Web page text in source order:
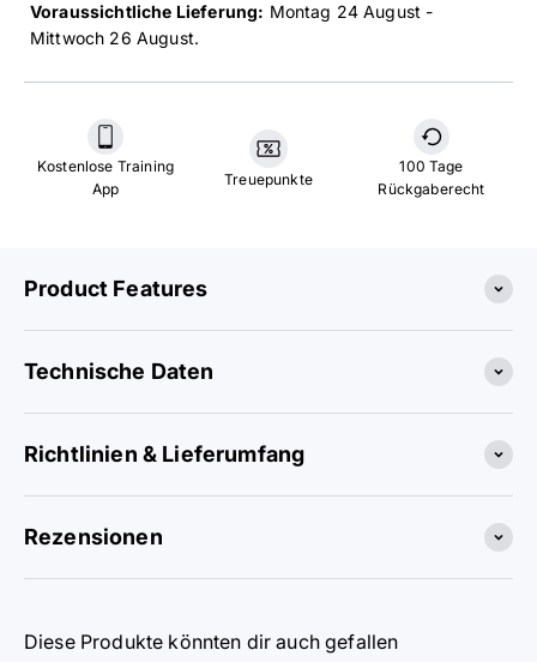
Voraussichtliche Lieferung: Montag 24 August -
Mittwoch 26 August.
Kostenlose Training
App
Treuepunkte
100 Tage
Rückgaberecht
Product Features
Technische Daten
Richtlinien & Lieferumfang
Rezensionen
Diese Produkte könnten dir auch gefallen